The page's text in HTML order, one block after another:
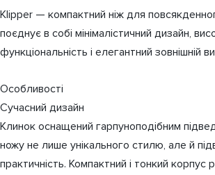
Klipper — компактний ніж для
поєднує в собі мінімалістичний дизайн,
функціональність і елегантний зовнішній
Особливості
Сучасний дизайн
Клинок оснащений гарпуноподібним
ножу не лише унікального стилю, але й
практичність. Компактний і тонкий корпус